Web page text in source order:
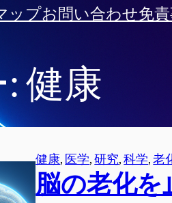
ップお問い合わせ免
:健康
健康, 医学, 研究, 科学, 老
脳の老化を